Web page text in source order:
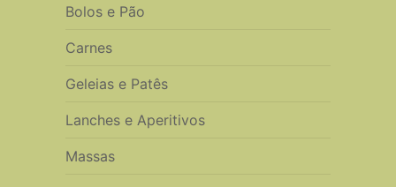
Bolos e Pão
Carnes
Geleias e Patês
Lanches e Aperitivos
Massas